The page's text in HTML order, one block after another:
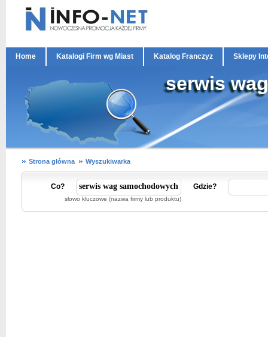
Home Katalogi Firm wg Miast Katalog Franczyz Sklepy
serwis
Strona główna Wyszukiwarka
Co?
słowo kluczowe (nazwa firmy lub produktu)
Gdzie?